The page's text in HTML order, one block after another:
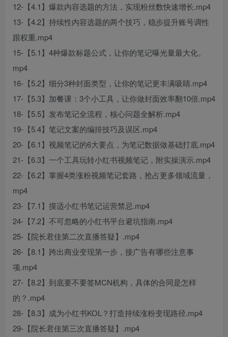
12-【4.1】爆款内容选题的方法，实现粉丝数快速增长.mp4
13-【4.2】持续性内容选题的两个技巧，稳步提升账号调性
跟权重.mp4
15-【5.1】4种爆款标题公式，让你的笔记曝光量最大化。
mp4
16-【5.2】细分3种封面类型，让你的笔记更丰满吸睛.mp4
17-【5.3】加餐课：3个小工具，让你做封面效率翻10倍.mp4
18-【5.5】发布笔记全流程，核心问题全解析.mp4
19-【5.4】笔记文案的编排技巧及误区.mp4
20-【6.1】视频笔记的6大要点，为笔记数据做基础打底.mp4
21-【6.3】一个工具玩转小红书视频笔记，附实操演示.mp4
22-【6.2】掌握4类涨粉视频笔记套路，抢占更多领域流量，
mp4
23-【7.1】摸适小红书笔记运营禁忌.mp4
24-【7.2】不可忽略的小红书平台避坑指南.mp4
25-【院长君佳第二次直播答疑】.mp4
26-【8.1】跨出商业变现第一步，接广告有哪些注意事
项.mp4
27-【8.2】到底要不要签MCN机构，具体的合同是怎样
的？.mp4
28-【8.3】成为小红书KOL？打造持续涨粉变现路径.mp4
29-【院长君佳第三次直播答疑】.mp4